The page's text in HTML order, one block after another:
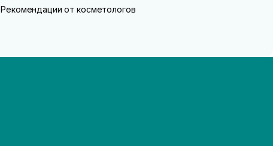
Рекомендации от косметологов